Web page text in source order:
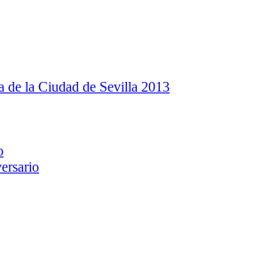
de la Ciudad de Sevilla 2013